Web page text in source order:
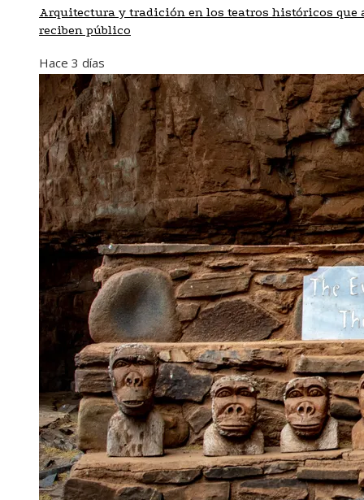
Arquitectura y tradición en los teatros históricos que
reciben público
Hace 3 días